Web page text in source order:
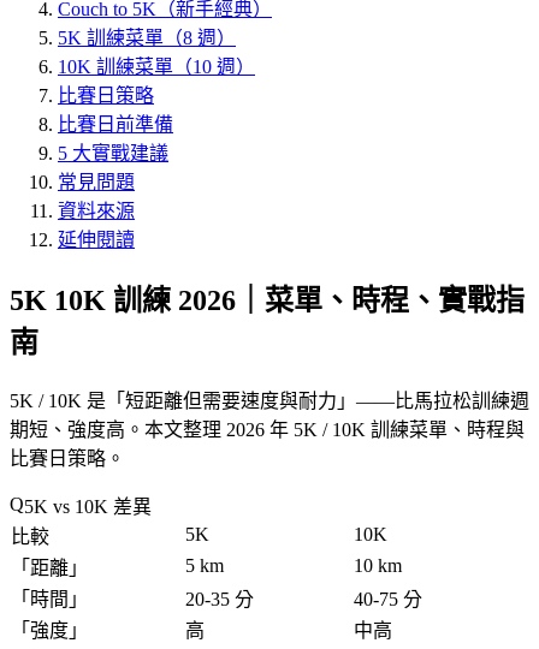
Couch to 5K（新手經典）
5K 訓練菜單（8 週）
10K 訓練菜單（10 週）
比賽日策略
比賽日前準備
5 大實戰建議
常見問題
資料來源
延伸閱讀
5K 10K 訓練 2026｜菜單、時程、實戰指
南
5K / 10K 是「 短距離但需要速度與耐力 」——比馬拉松訓練週
期短、強度高。本文整理 2026 年 5K / 10K 訓練菜單、時程與
比賽日策略。
5K vs 10K 差異
比較
5K
10K
「 距離 」 5 km
10 km
「 時間 」 20-35 分
40-75 分
「 強度 」 高
中高